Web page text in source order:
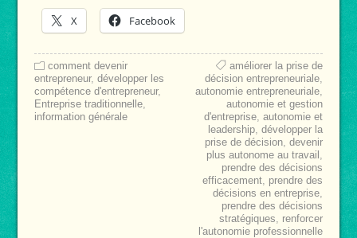
X Facebook
comment devenir
entrepreneur, développer les
compétence d'entrepreneur,
Entreprise traditionnelle,
information générale
améliorer la prise de
décision entrepreneuriale,
autonomie entrepreneuriale,
autonomie et gestion
d'entreprise,autonomie et
leadership,développer la
prise de décision,devenir
plus autonome au travail ,
prendre des décisions
efficacement, prendre des
décisions en entreprise,
prendre des décisions
stratégiques, renforcer
l'autonomie professionnelle